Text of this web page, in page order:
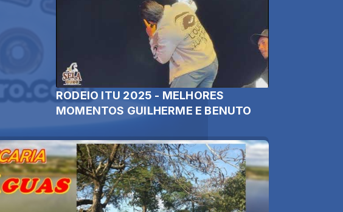
RODEIO ITU 2025 - MELHORES
MOMENTOS GUILHERME E BENUTO